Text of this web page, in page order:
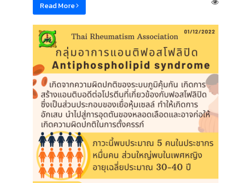
Read More